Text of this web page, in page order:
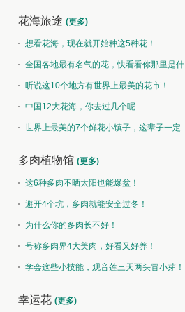
花海旅途 (更多)
想看花海，现在就开始种这5种花！
全国各地最有名气的花，快看看你那里是什
么花儿！
听说这10个地方有世界上最美的花市！
中国12大花海，你去过几个呢
世界上最美的7个鲜花小镇子，这辈子一定
多肉植物馆 (更多)
这6种多肉不晒太阳也能爆盆！
避开4个坑，多肉就能安全过冬！
为什么你的多肉长不好！
号称多肉界4大美肉，好看又好养！
学会这些小技能，观音莲三天两头冒小芽！
幸运花 (更多)